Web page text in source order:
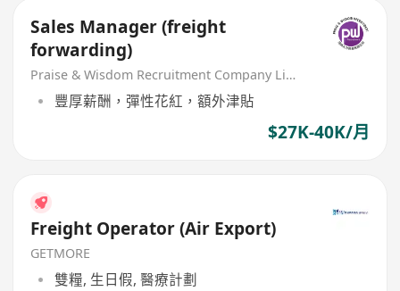
Sales Manager (freight
forwarding)
Praise & Wisdom Recruitment Company Limited
豐厚薪酬，彈性花紅，額外津貼
$27K-40K/月
Freight Operator (Air Export)
GETMORE
雙糧, 生日假, 醫療計劃